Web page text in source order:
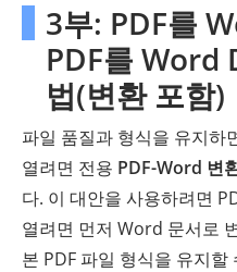
3부: PDF를
PDF를 Word
법(변환 포함)
파일 품질과 형식을 유지하
열려면 전용 PDF-Word 변
다. 이 대안을 사용하려면
열려면 먼저 Word 문서로
본 PDF 파일 형식을 유지할